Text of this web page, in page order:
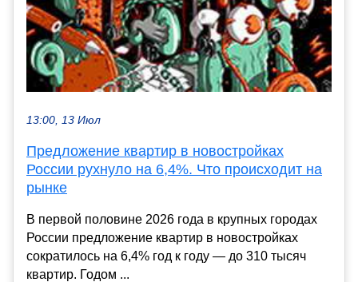
13:00, 13 Июл
Предложение квартир в новостройках
России рухнуло на 6,4%. Что происходит на
рынке
В первой половине 2026 года в крупных городах
России предложение квартир в новостройках
сократилось на 6,4% год к году — до 310 тысяч
квартир. Годом ...